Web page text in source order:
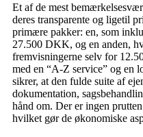
Et af de mest
deres transparente og ligetil
primære pakker: en, som
27.500 DKK, og en anden,
fremvisningerne selv for
med en “A-Z service” og en
sikrer, at den fulde suite af
dokumentation,
hånd om. Der er ingen
hvilket gør de økonomiske